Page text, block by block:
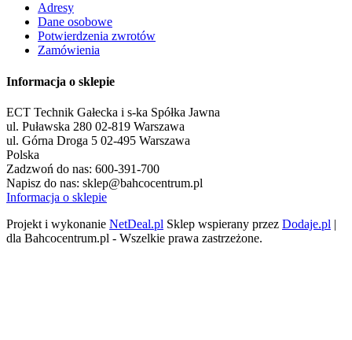
Adresy
Dane osobowe
Potwierdzenia zwrotów
Zamówienia
Informacja o sklepie
ECT Technik Gałecka i s-ka Spółka Jawna
ul. Puławska 280 02-819 Warszawa
ul. Górna Droga 5 02-495 Warszawa
Polska
Zadzwoń do nas: 600-391-700
Napisz do nas: sklep@bahcocentrum.pl
Informacja o sklepie
Projekt i wykonanie NetDeal.pl Sklep wspierany przez Dodaje.pl |
dla Bahcocentrum.pl - Wszelkie prawa zastrzeżone.